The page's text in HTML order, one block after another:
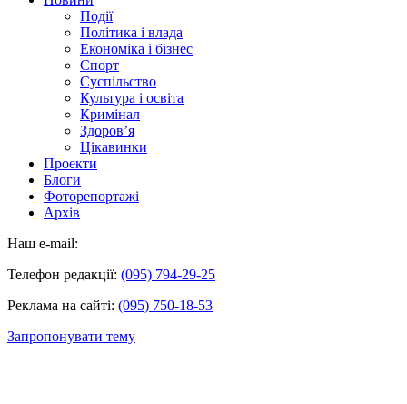
Події
Політика і влада
Економіка і бізнес
Спорт
Суспільство
Культура і освіта
Кримінал
Здоров’я
Цікавинки
Проекти
Блоги
Фоторепортажі
Архів
Наш e-mail:
Телефон редакції: (095) 794-29-25
Реклама на сайті: (095) 750-18-53
Запропонувати тему